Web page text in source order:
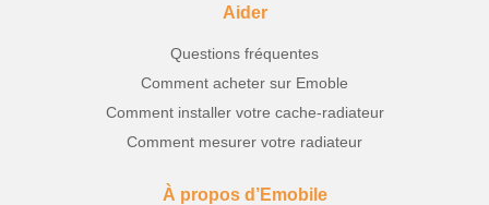
Aider
Questions fréquentes
Comment acheter sur Emoble
Comment installer votre cache-radiateur
Comment mesurer votre radiateur
À propos d’Emobile